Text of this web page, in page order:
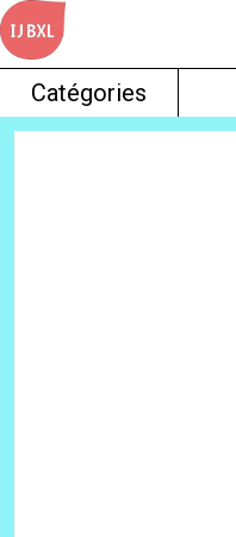
Skip
to
content
Catégories